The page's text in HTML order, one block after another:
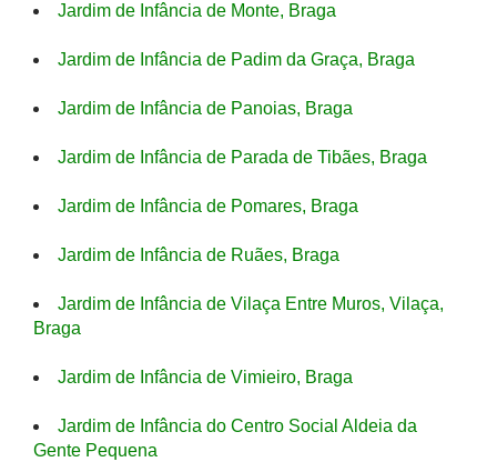
Jardim de Infância de Monte, Braga
Jardim de Infância de Padim da Graça, Braga
Jardim de Infância de Panoias, Braga
Jardim de Infância de Parada de Tibães, Braga
Jardim de Infância de Pomares, Braga
Jardim de Infância de Ruães, Braga
Jardim de Infância de Vilaça Entre Muros, Vilaça,
Braga
Jardim de Infância de Vimieiro, Braga
Jardim de Infância do Centro Social Aldeia da
Gente Pequena